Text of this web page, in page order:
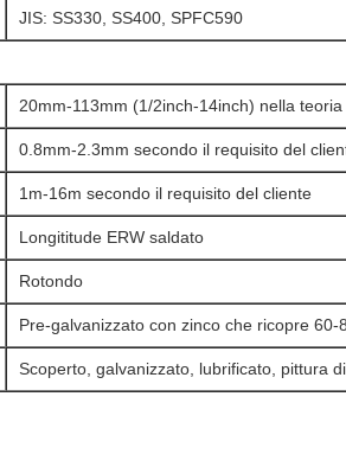
JIS: SS330, SS400, SPFC590
20mm-113mm (1/2inch-14inch) nella teoria
0.8mm-2.3mm secondo il requisito del
1m-16m secondo il requisito del cliente
Longititude ERW saldato
Rotondo
Pre-galvanizzato con zinco che ricopre 60-
Scoperto, galvanizzato, lubrificato, pittura